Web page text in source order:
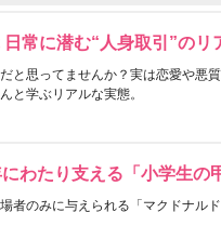
常に潜む“人身取引”のリ
と思ってませんか？実は恋愛や悪
と学ぶリアルな実態。
わたり支える「小学生の
者のみに与えられる「マクドナル